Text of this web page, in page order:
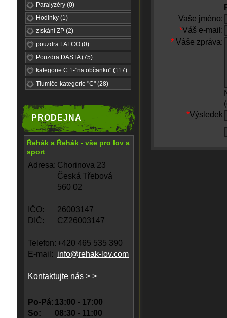
Paralyzéry (0)
Hodinky (1)
získání ZP (2)
pouzdra FALCO (0)
Pouzdra DASTA (75)
kategorie C 1-"na občanku" (117)
Tlumiče-kategorie "C" (28)
PRODEJNA
Řehák a Řehák - vše pro lov a
sport
Adresa: Chorinova 23
Česká Třebová
560 02
IČO:
26003147
DIČ:
CZ26003147
Telefon: +420 465 535 390
E-mail: info@rehak-lov.com
Kontaktujte nás > >
Po-Pá: 13:00 - 17:00
So:
08:30 - 11:00
Vaše jméno:
*Váš e-mail:
* Váše zpráva:
*Výsledek